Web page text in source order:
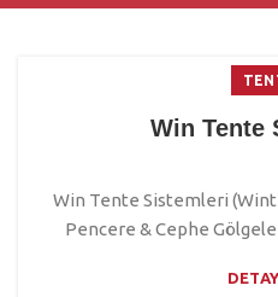
Win Tente
Win Tente Sistemleri
Pencere & Cephe